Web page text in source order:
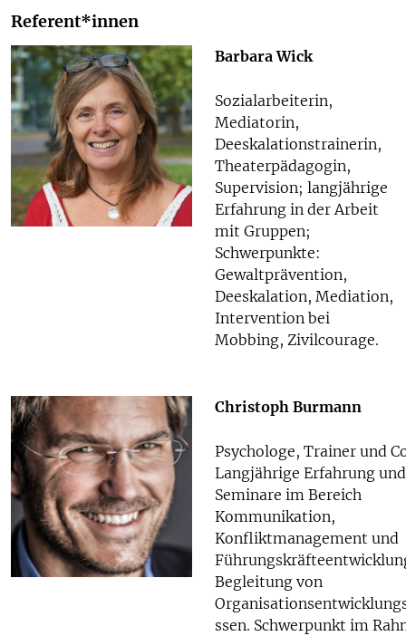
Referent*innen
Barbara Wick
Sozialarbeiterin,
Mediatorin,
Deeskalationstrainerin,
Theaterpädagogin,
Supervision; langjährige
Erfahrung in der Arbeit
mit Gruppen;
Schwerpunkte:
Gewaltprävention,
Deeskalation, Mediation,
Intervention bei
Mobbing, Zivilcourage.
Christoph Burmann
Psychologe, Trainer und
Langjährige Erfahrung und
Seminare im Bereich
Kommunikation,
Konfliktmanagement und
Begleitung von
ssen. Schwerpunkt im